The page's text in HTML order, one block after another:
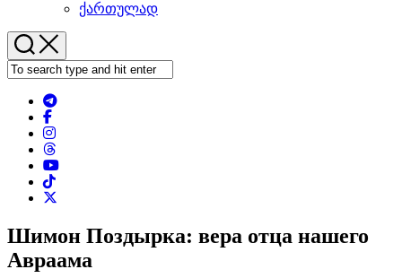
ქართულად
Шимон Поздырка: вера отца нашего
Авраама